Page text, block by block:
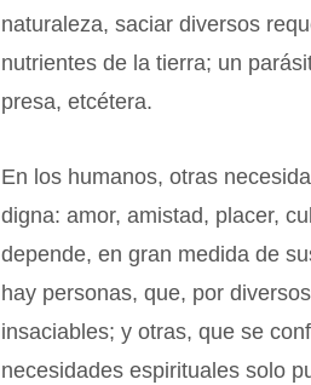
naturaleza, saciar diversos
nutrientes de la tierra; un
presa, etcétera.
En los humanos, otras
digna: amor, amistad, placer,
depende, en gran medida de
hay personas, que, por
insaciables; y otras, que se
necesidades espirituales solo